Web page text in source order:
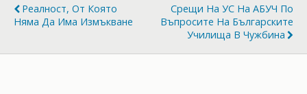
Реалност, От Която
Няма Да Има Измъкване
Срещи На УС На АБУЧ По
Въпросите На Българските
Училища В Чужбина